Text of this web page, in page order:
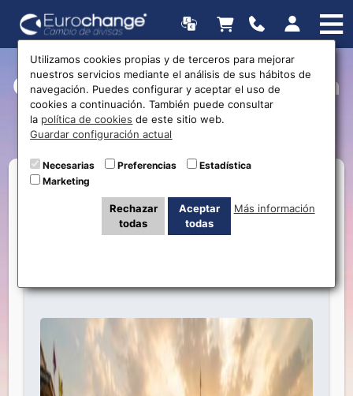
Currently Viewing Posts in
Baht Tailandés
Guía Songkran 2026: Cómo sobrevivir a la
Utilizamos cookies propias y de terceros para mejorar
nuestros servicios mediante el análisis de sus hábitos de
navegación. Puedes configurar y aceptar el uso de
cookies a continuación. También puede consultar
la política de cookies de este sitio web.
Guardar configuración actual
Necesarias Preferencias
Estadística
Marketing
Rechazar
todas
Aceptar
todas
Más información